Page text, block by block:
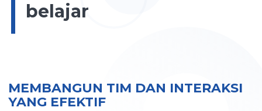
belajar
MEMBANGUN TIM DAN INTERAKSI
YANG EFEKTIF